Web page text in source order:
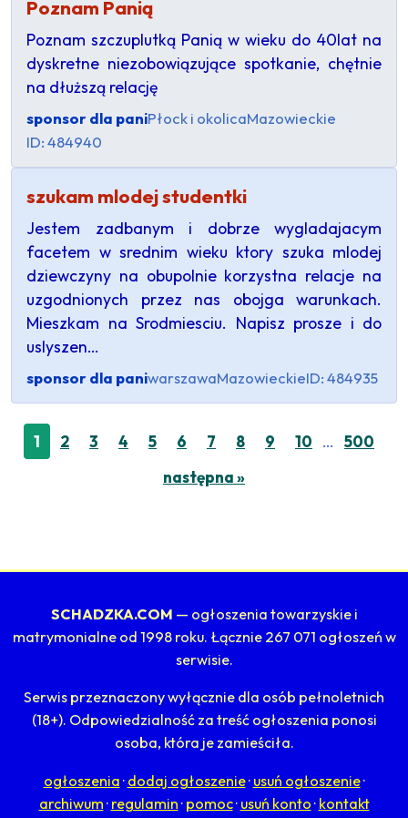
Poznam Panią
Poznam szczuplutką Panią w wieku do 40lat na
dyskretne niezobowiązujące spotkanie, chętnie
na dłuższą relację
sponsor dla paniPłock i okolicaMazowieckie
ID: 484940
szukam mlodej studentki
Jestem zadbanym i dobrze wygladajacym
facetem w srednim wieku ktory szuka mlodej
dziewczyny na obupolnie korzystna relacje na
uzgodnionych przez nas obojga warunkach.
Mieszkam na Srodmiesciu. Napisz prosze i do
uslyszen…
sponsor dla paniwarszawaMazowieckieID: 484935
1 2 3 4 5 6 7 8 9 10 …
500
następna »
SCHADZKA.COM — ogłoszenia towarzyskie i
matrymonialne od 1998 roku. Łącznie 267 071 ogłoszeń w
serwisie.
Serwis przeznaczony wyłącznie dla osób pełnoletnich
(18+). Odpowiedzialność za treść ogłoszenia ponosi
osoba, która je zamieściła.
ogłoszenia · dodaj ogłoszenie· usuń ogłoszenie·
archiwum · regulamin · pomoc· usuń konto · kontakt